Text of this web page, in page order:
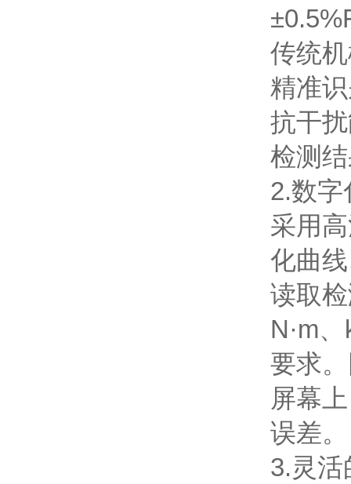
传统
精准
抗干
检测
2.数字
采用
化曲
读取
N·m
要求
屏幕
误差。
3.灵活